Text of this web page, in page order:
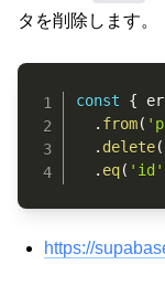
タを削除します。
const {
. from(
. delete(
. eq( 'id'
https://